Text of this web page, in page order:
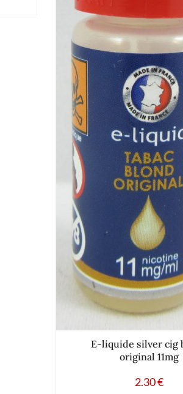
E-liquide silver cig
original 11mg
2.30€